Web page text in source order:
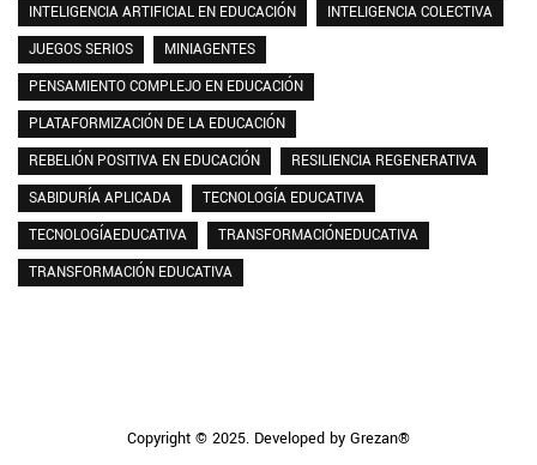
INTELIGENCIA ARTIFICIAL EN EDUCACIÓN
INTELIGENCIA COLECTIVA
JUEGOS SERIOS
MINIAGENTES
PENSAMIENTO COMPLEJO EN EDUCACIÓN
PLATAFORMIZACIÓN DE LA EDUCACIÓN
REBELIÓN POSITIVA EN EDUCACIÓN
RESILIENCIA REGENERATIVA
SABIDURÍA APLICADA
TECNOLOGÍA EDUCATIVA
TECNOLOGÍAEDUCATIVA
TRANSFORMACIÓNEDUCATIVA
TRANSFORMACIÓN EDUCATIVA
Copyright © 2025. Developed by Grezan®